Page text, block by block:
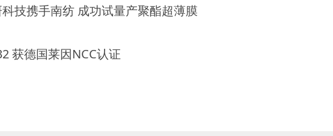
技携手南纺 成功试量产聚酯超薄膜
获德国莱因NCC认证